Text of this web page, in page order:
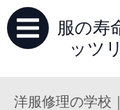
服の寿
ッツ
洋服修理の学校